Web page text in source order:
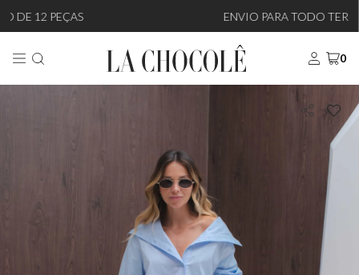
ENVIO PARA TODO TERRITÓRIO NACIONAL
0